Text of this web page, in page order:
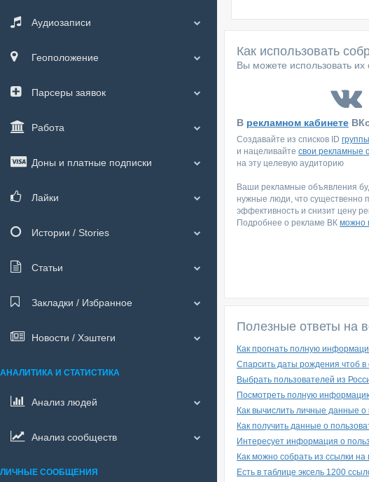
Как использовать
Вы можете использовать
В рекламном кабинете
Создавайте из списков ID
и нацеливайте свои рекламные
на эту целевую аудиторию
Ваши рекламные объявления
нужные люди, что существенно
эффективность и снизит цену
Подробнее о рекламе ВК можно
Полезные ответы на
Как прогнать полную
Спарсить даты рождения чтоб
Выбрать пользователей из
Посмотреть полную
Как вычислить личные данные о
Как получить данные о
Интересует информация о
Как можно собрать из ссылки
Есть в таблице эксель 1200
Аудиозаписи
Геоположение
Парсеры заявок
Работа
Доны и платные подписки
Лайки
Истории / Stories
Статьи
Закладки / Избранное
Новости / Хэштеги
АНАЛИТИКА И СТАТИСТИКА
Анализ людей
Анализ сообществ
ЛИЧНЫЕ СООБЩЕНИЯ